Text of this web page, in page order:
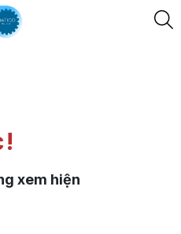
xem hiện